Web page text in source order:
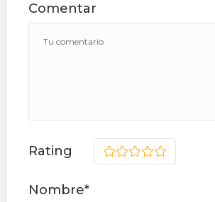
Comentar
Rating 5
4
3
2
Nombre*